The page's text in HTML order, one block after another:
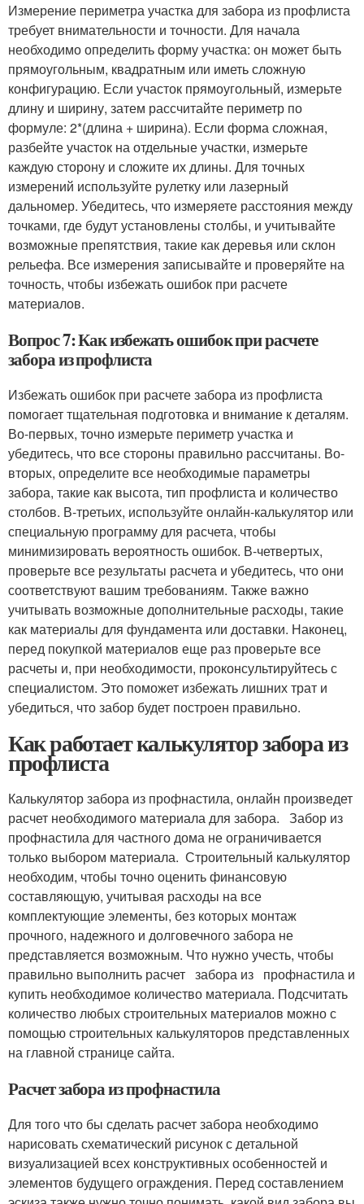
Измерение периметра участка для забора из профлиста
требует внимательности и точности. Для начала
необходимо определить форму участка: он может быть
прямоугольным, квадратным или иметь сложную
конфигурацию. Если участок прямоугольный, измерьте
длину и ширину, затем рассчитайте периметр по
формуле: 2*(длина + ширина). Если форма сложная,
разбейте участок на отдельные участки, измерьте
каждую сторону и сложите их длины. Для точных
измерений используйте рулетку или лазерный
дальномер. Убедитесь, что измеряете расстояния между
точками, где будут установлены столбы, и учитывайте
возможные препятствия, такие как деревья или склон
рельефа. Все измерения записывайте и проверяйте на
точность, чтобы избежать ошибок при расчете
материалов.
Вопрос 7: Как избежать ошибок при расчете
забора из профлиста
Избежать ошибок при расчете забора из профлиста
помогает тщательная подготовка и внимание к деталям.
Во-первых, точно измерьте периметр участка и
убедитесь, что все стороны правильно рассчитаны. Во-
вторых, определите все необходимые параметры
забора, такие как высота, тип профлиста и количество
столбов. В-третьих, используйте онлайн-калькулятор или
специальную программу для расчета, чтобы
минимизировать вероятность ошибок. В-четвертых,
проверьте все результаты расчета и убедитесь, что они
соответствуют вашим требованиям. Также важно
учитывать возможные дополнительные расходы, такие
как материалы для фундамента или доставки. Наконец,
перед покупкой материалов еще раз проверьте все
расчеты и, при необходимости, проконсультируйтесь с
специалистом. Это поможет избежать лишних трат и
убедиться, что забор будет построен правильно.
Как работает калькулятор забора из
профлиста
Калькулятор забора из профнастила, онлайн произведет
расчет необходимого материала для забора. Забор из
профнастила для частного дома не ограничивается
только выбором материала. Строительный калькулятор
необходим, чтобы точно оценить финансовую
составляющую, учитывая расходы на все
комплектующие элементы, без которых монтаж
прочного, надежного и долговечного забора не
представляется возможным. Что нужно учесть, чтобы
правильно выполнить расчет забора из профнастила и
купить необходимое количество материала. Подсчитать
количество любых строительных материалов можно с
помощью строительных калькуляторов представленных
на главной странице сайта.
Расчет забора из профнастила
Для того что бы сделать расчет забора необходимо
нарисовать схематический рисунок с детальной
визуализацией всех конструктивных особенностей и
элементов будущего ограждения. Перед составлением